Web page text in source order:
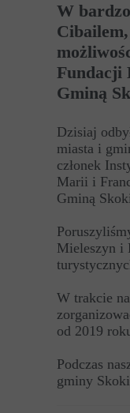
W
Fundacji
Gminą
Dzisiaj
miasta i
członek
Marii i
Gminą
Mieleszyn i
W trakcie
od 2019
Podczas
gminy